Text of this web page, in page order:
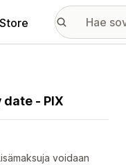
‑ PIX
voidaan